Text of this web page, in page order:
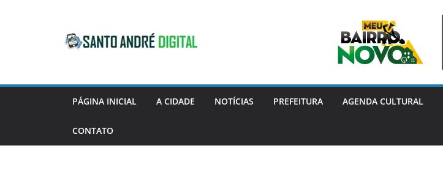
PÁGINA INICIAL A CIDADE NOTÍCIAS PREFEITURA AGENDA CULTURAL
CONTATO